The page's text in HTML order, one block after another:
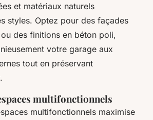
et matériaux naturels
styles. Optez pour des façades
des finitions en béton poli,
votre garage aux
tout en préservant
multifonctionnels
multifonctionnels maximise